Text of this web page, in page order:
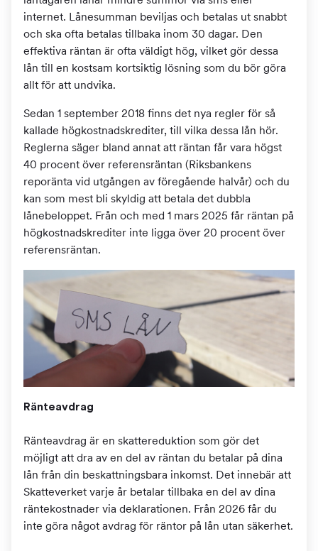
internet. Lånesumman beviljas och betalas ut snabbt
och ska ofta betalas tillbaka inom 30 dagar. Den
effektiva räntan är ofta väldigt hög, vilket gör dessa
lån till en kostsam kortsiktig lösning som du bör göra
allt för att undvika.
Sedan 1 september 2018 finns det nya regler för så
kallade högkostnadskrediter, till vilka dessa lån hör.
Reglerna säger bland annat att räntan får vara högst
40 procent över referensräntan (Riksbankens
reporänta vid utgången av föregående halvår) och du
kan som mest bli skyldig att betala det dubbla
lånebeloppet. Från och med 1 mars 2025 får räntan på
högkostnadskrediter inte ligga över 20 procent över
referensräntan.
Ränteavdrag
Ränteavdrag är en skattereduktion som gör det
möjligt att dra av en del av räntan du betalar på dina
lån från din beskattningsbara inkomst. Det innebär att
Skatteverket varje år betalar tillbaka en del av dina
räntekostnader via deklarationen. Från 2026 får du
inte göra något avdrag för räntor på lån utan säkerhet.